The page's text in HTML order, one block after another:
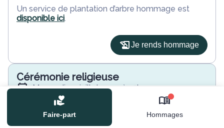
Faire-part Hommages
Un service de plantation d’arbre hommage est
disponible ici.
Je rends hommage
Cérémonie religieuse
mercredi 29 juillet 2020 à 15h00
Eglise Saint-Pierre de Souday de Couëtron-
Au-Perche
76 Place des Porches